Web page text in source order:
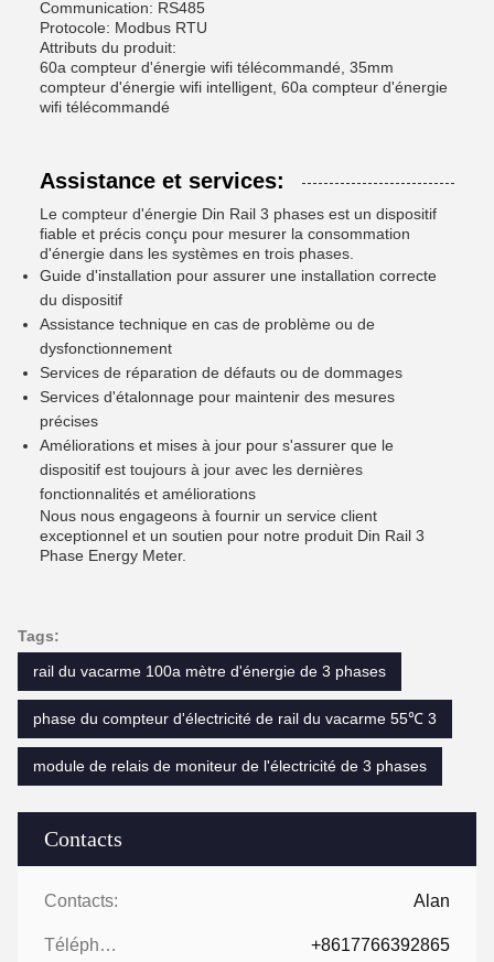
Contacts
Contacts: Alan
Téléphone: +8617766392865
Communication: RS485
Protocole: Modbus RTU
Attributs du produit:
60a compteur d'énergie wifi télécommandé, 35mm
compteur d'énergie wifi intelligent, 60a compteur d'énergie
wifi télécommandé
Assistance et services:
Le compteur d'énergie Din Rail 3 phases est un dispositif
fiable et précis conçu pour mesurer la consommation
d'énergie dans les systèmes en trois phases.
Guide d'installation pour assurer une installation correcte
du dispositif
Assistance technique en cas de problème ou de
dysfonctionnement
Services de réparation de défauts ou de dommages
Services d'étalonnage pour maintenir des mesures
précises
Améliorations et mises à jour pour s'assurer que le
dispositif est toujours à jour avec les dernières
fonctionnalités et améliorations
Nous nous engageons à fournir un service client
exceptionnel et un soutien pour notre produit Din Rail 3
Phase Energy Meter.
Tags:
rail du vacarme 100a mètre d'énergie de 3 phases
phase du compteur d'électricité de rail du vacarme 55℃ 3
module de relais de moniteur de l'électricité de 3 phases